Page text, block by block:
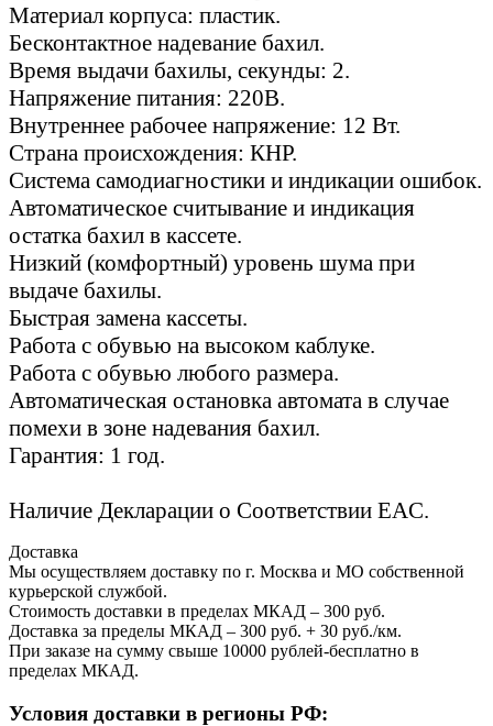
Материал корпуса: пластик.
Бесконтактное надевание бахил.
Время выдачи бахилы, секунды: 2.
Напряжение питания: 220В.
Внутреннее рабочее напряжение: 12 Вт.
Страна происхождения: КНР.
Система самодиагностики и индикации ошибок.
Автоматическое считывание и индикация
остатка бахил в кассете.
Низкий (комфортный) уровень шума при
выдаче бахилы.
Быстрая замена кассеты.
Работа с обувью на высоком каблуке.
Работа с обувью любого размера.
Автоматическая остановка автомата в случае
помехи в зоне надевания бахил.
Гарантия: 1 год.
Наличие Декларации о Соответствии EAC.
Доставка
Мы осуществляем доставку по г. Москва и МО собственной
курьерской службой.
Стоимость доставки в пределах МКАД – 300 руб.
Доставка за пределы МКАД – 300 руб. + 30 руб./км.
При заказе на сумму свыше 10000 рублей-бесплатно в
пределах МКАД.
Условия доставки в регионы РФ: